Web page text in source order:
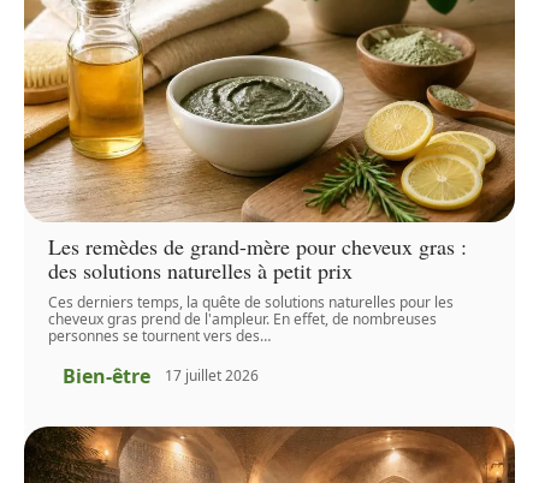
Les remèdes de grand-mère pour cheveux gras :
des solutions naturelles à petit prix
Ces derniers temps, la quête de solutions naturelles pour les
cheveux gras prend de l'ampleur. En effet, de nombreuses
personnes se tournent vers des…
Bien-être 17 juillet 2026